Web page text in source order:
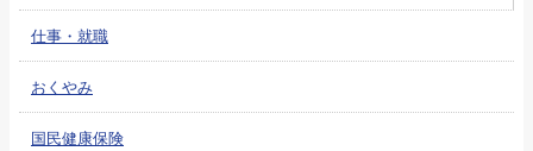
仕事・就職
おくやみ
国民健康保険